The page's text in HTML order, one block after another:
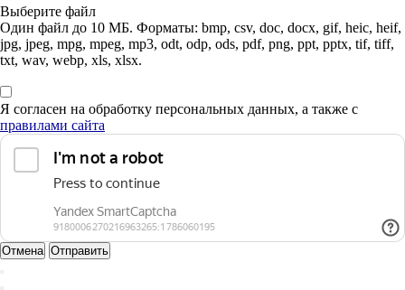
Выберите файл
Один файл до 10 МБ. Форматы: bmp, csv, doc, docx, gif, heic, heif,
jpg, jpeg, mpg, mpeg, mp3, odt, odp, ods, pdf, png, ppt, pptx, tif, tiff,
txt, wav, webp, xls, xlsx.
Я согласен на обработку персональных данных, а также с
правилами сайта
Отмена Отправить